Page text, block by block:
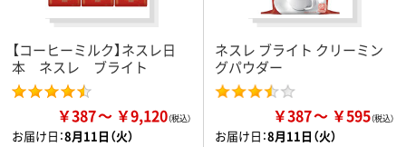
【コーヒーミルク】ネスレ日
本 ネスレ ブライト
￥387 ￥9,120
お届け日：8月11日（火）
ネスレ ブライト クリーミン
グパウダー
￥387 ￥595
お届け日：8月11日（火）